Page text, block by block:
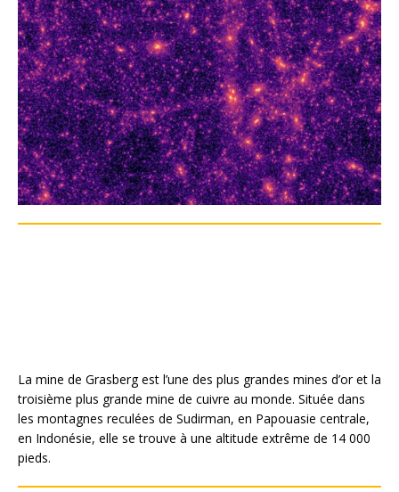
La mine de Grasberg est l’une des plus grandes mines d’or et la
troisième plus grande mine de cuivre au monde. Située dans
les montagnes reculées de Sudirman, en Papouasie centrale,
en Indonésie, elle se trouve à une altitude extrême de 14 000
pieds.